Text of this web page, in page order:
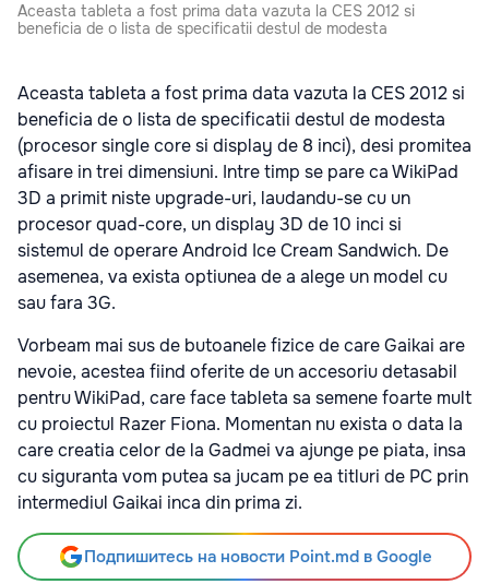
Aceasta tableta a fost prima data vazuta la CES 2012 si
beneficia de o lista de specificatii destul de modesta
Aceasta tableta a fost prima data vazuta la CES 2012 si
beneficia de o lista de specificatii destul de modesta
(procesor single core si display de 8 inci), desi promitea
afisare in trei dimensiuni. Intre timp se pare ca WikiPad
3D a primit niste upgrade-uri, laudandu-se cu un
procesor quad-core, un display 3D de 10 inci si
sistemul de operare Android Ice Cream Sandwich. De
asemenea, va exista optiunea de a alege un model cu
sau fara 3G.
Vorbeam mai sus de butoanele fizice de care Gaikai are
nevoie, acestea fiind oferite de un accesoriu detasabil
pentru WikiPad, care face tableta sa semene foarte mult
cu proiectul Razer Fiona. Momentan nu exista o data la
care creatia celor de la Gadmei va ajunge pe piata, insa
cu siguranta vom putea sa jucam pe ea titluri de PC prin
intermediul Gaikai inca din prima zi.
Подпишитесь на новости Point.md в Google